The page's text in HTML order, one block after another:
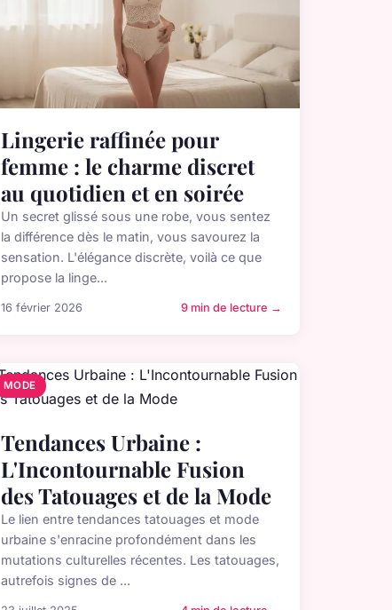
Lingerie raffinée pour
femme : le charme discret
au quotidien et en soirée
Un secret glissé sous une robe, vous sentez
la différence dès le matin, vous savourez la
sensation. L'élégance discrète, voilà ce que
propose la linge...
16 février 2026 9 min de lecture →
MODE
Tendances Urbaine :
L'Incontournable Fusion
des Tatouages et de la Mode
Le lien entre tendances tatouages et mode
urbaine s'enracine profondément dans les
mutations culturelles récentes. Les tatouages,
autrefois signes de ...